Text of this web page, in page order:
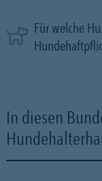
Für welche
In diesen